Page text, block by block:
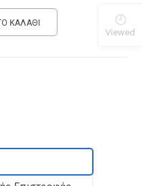
ΚΑΛΆΘΙ
Viewed